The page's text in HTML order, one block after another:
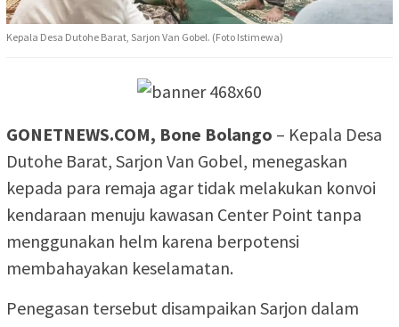
Kepala Desa Dutohe Barat, Sarjon Van Gobel. (Foto Istimewa)
GONETNEWS.COM, Bone Bolango – Kepala Desa
Dutohe Barat, Sarjon Van Gobel, menegaskan
kepada para remaja agar tidak melakukan konvoi
kendaraan menuju kawasan Center Point tanpa
menggunakan helm karena berpotensi
membahayakan keselamatan.
Penegasan tersebut disampaikan Sarjon dalam